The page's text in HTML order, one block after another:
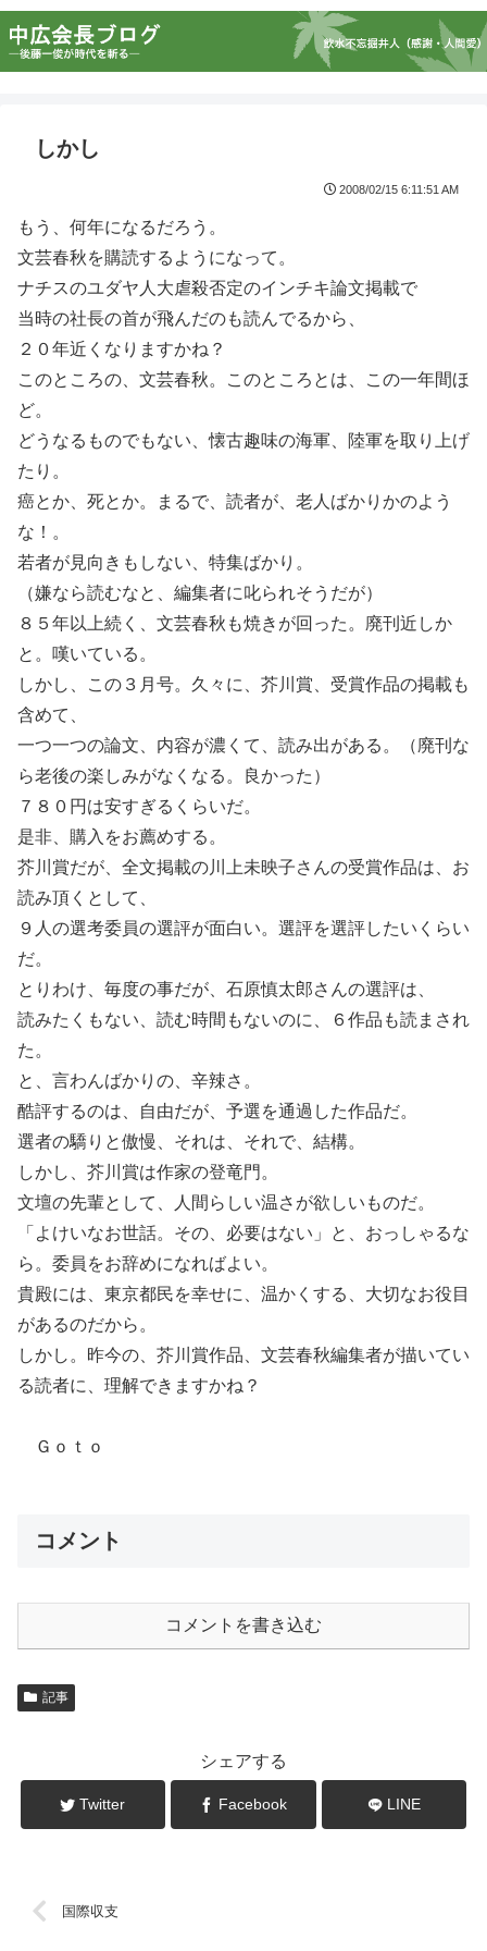
しかし
2008/02/15 6:11:51 AM
もう、何年になるだろう。
文芸春秋を購読するようになって。
ナチスのユダヤ人大虐殺否定のインチキ論文掲載で
当時の社長の首が飛んだのも読んでるから、
２０年近くなりますかね？
このところの、文芸春秋。このところとは、この一年間ほ
ど。
どうなるものでもない、懐古趣味の海軍、陸軍を取り上げ
たり。
癌とか、死とか。まるで、読者が、老人ばかりかのよう
な！。
若者が見向きもしない、特集ばかり。
（嫌なら読むなと、編集者に叱られそうだが）
８５年以上続く、文芸春秋も焼きが回った。廃刊近しか
と。嘆いている。
しかし、この３月号。久々に、芥川賞、受賞作品の掲載も
含めて、
一つ一つの論文、内容が濃くて、読み出がある。（廃刊な
ら老後の楽しみがなくなる。良かった）
７８０円は安すぎるくらいだ。
是非、購入をお薦めする。
芥川賞だが、全文掲載の川上未映子さんの受賞作品は、お
読み頂くとして、
９人の選考委員の選評が面白い。選評を選評したいくらい
だ。
とりわけ、毎度の事だが、石原慎太郎さんの選評は、
読みたくもない、読む時間もないのに、６作品も読まされ
た。
と、言わんばかりの、辛辣さ。
酷評するのは、自由だが、予選を通過した作品だ。
選者の驕りと傲慢、それは、それで、結構。
しかし、芥川賞は作家の登竜門。
文壇の先輩として、人間らしい温さが欲しいものだ。
「よけいなお世話。その、必要はない」と、おっしゃるな
ら。委員をお辞めになればよい。
貴殿には、東京都民を幸せに、温かくする、大切なお役目
があるのだから。
しかし。昨今の、芥川賞作品、文芸春秋編集者が描いてい
る読者に、理解できますかね？
Ｇｏｔｏ
コメント
コメントを書き込む
記事
シェアする
Twitter Facebook LINE
国際収支